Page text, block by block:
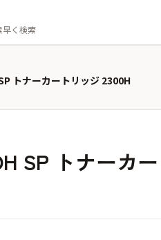
早く検索
トナーカートリッジ 2300H
SP トナーカ